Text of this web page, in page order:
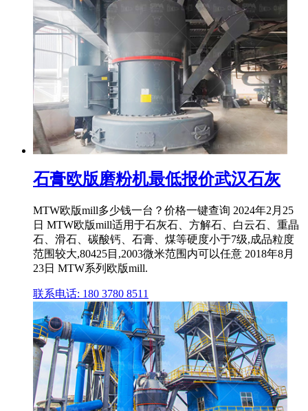
石膏欧版磨粉机最低报价武汉石灰
MTW欧版mill多少钱一台？价格一键查询 2024年2月25
日 MTW欧版mill适用于石灰石、方解石、白云石、重晶
石、滑石、碳酸钙、石膏、煤等硬度小于7级,成品粒度
范围较大,80425目,2003微米范围内可以任意 2018年8月
23日 MTW系列欧版mill.
联系电话: 180 3780 8511